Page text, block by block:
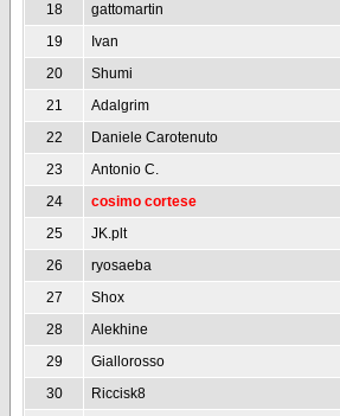
18
gattomartin
19
Ivan
20
Shumi
21
Adalgrim
22
Daniele Carotenuto
23
Antonio C.
24
cosimo cortese
25
JK.plt
26
ryosaeba
27
Shox
28
Alekhine
29
Giallorosso
30
Riccisk8